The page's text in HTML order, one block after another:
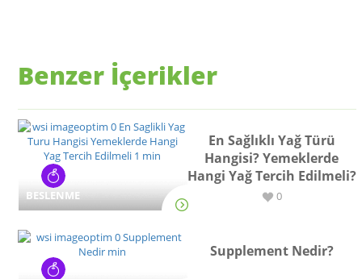
Benzer İçerikler
BESLENME
En Sağlıklı Yağ Türü
Hangisi? Yemeklerde
Hangi Yağ Tercih Edilmeli?
0
Supplement Nedir?